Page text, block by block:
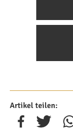
Artikel teilen: